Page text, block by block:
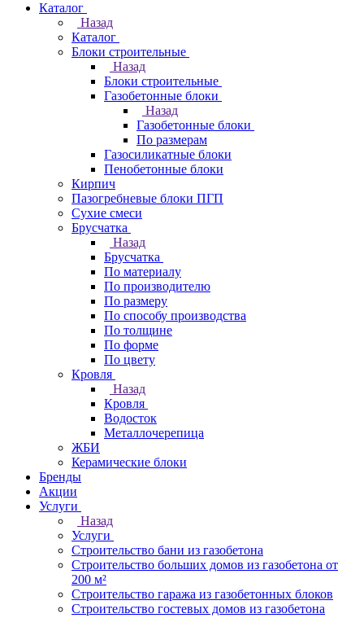
Каталог
Назад
Каталог
Блоки строительные
Назад
Блоки строительные
Газобетонные блоки
Назад
Газобетонные блоки
По размерам
Газосиликатные блоки
Пенобетонные блоки
Кирпич
Пазогребневые блоки ПГП
Сухие смеси
Брусчатка
Назад
Брусчатка
По материалу
По производителю
По размеру
По способу производства
По толщине
По форме
По цвету
Кровля
Назад
Кровля
Водосток
Металлочерепица
ЖБИ
Керамические блоки
Бренды
Акции
Услуги
Назад
Услуги
Строительство бани из газобетона
Строительство больших домов из газобетона от
200 м²
Строительство гаража из газобетонных блоков
Строительство гостевых домов из газобетона